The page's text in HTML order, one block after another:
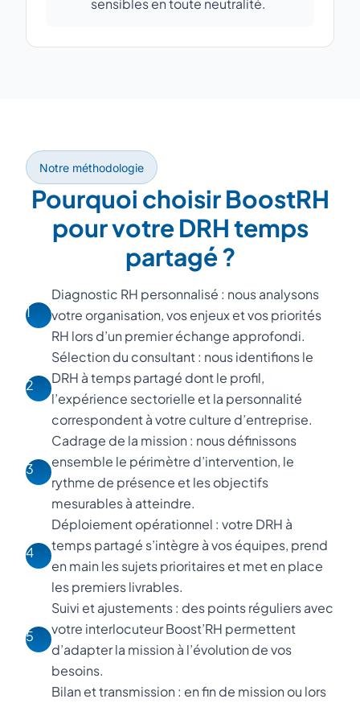
sensibles en toute neutralité.
Notre méthodologie
Pourquoi choisir BoostRH
pour votre DRH temps
partagé ?
1
Diagnostic RH personnalisé : nous analysons
votre organisation, vos enjeux et vos priorités
RH lors d’un premier échange approfondi.
2
Sélection du consultant : nous identifions le
DRH à temps partagé dont le profil,
l’expérience sectorielle et la personnalité
correspondent à votre culture d’entreprise.
3
Cadrage de la mission : nous définissons
ensemble le périmètre d’intervention, le
rythme de présence et les objectifs
mesurables à atteindre.
4
Déploiement opérationnel : votre DRH à
temps partagé s’intègre à vos équipes, prend
en main les sujets prioritaires et met en place
les premiers livrables.
5
Suivi et ajustements : des points réguliers avec
votre interlocuteur Boost’RH permettent
d’adapter la mission à l’évolution de vos
besoins.
Bilan et transmission : en fin de mission ou lors